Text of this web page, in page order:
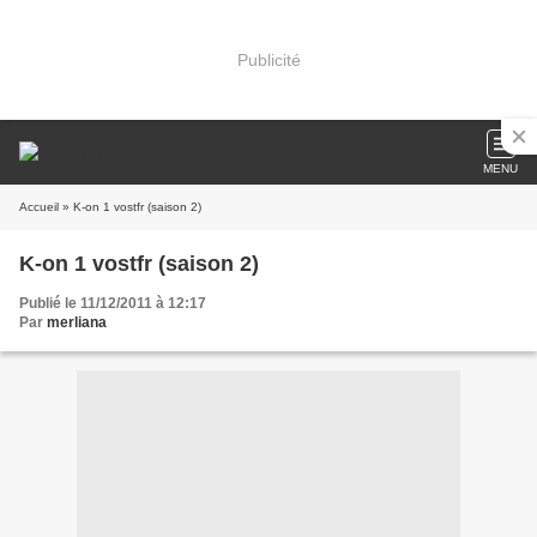
Publicité
MENU
Accueil » K-on 1 vostfr (saison 2)
K-on 1 vostfr (saison 2)
Publié le 11/12/2011 à 12:17
Par merliana